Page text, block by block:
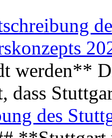
werden**
dass
des